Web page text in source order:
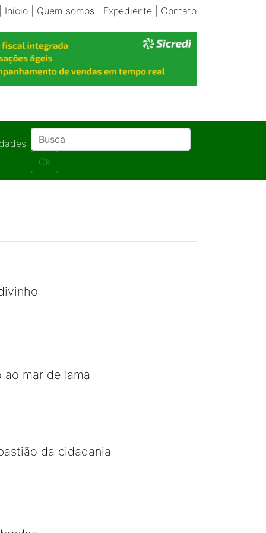
Início| Quem somos Expediente| Contato
Ok
ao mar de lama
da cidadania